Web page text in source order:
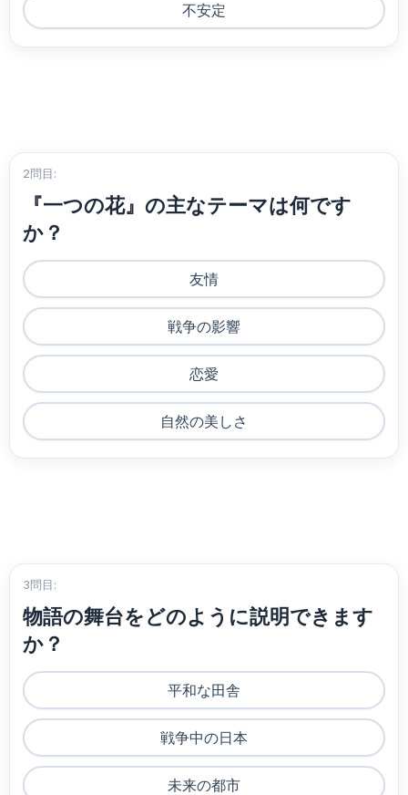
不安定
2問目:
『一つの花』の主なテーマは何です
か？
友情
戦争の影響
恋愛
自然の美しさ
3問目:
物語の舞台をどのように説明できます
か？
平和な田舎
戦争中の日本
未来の都市